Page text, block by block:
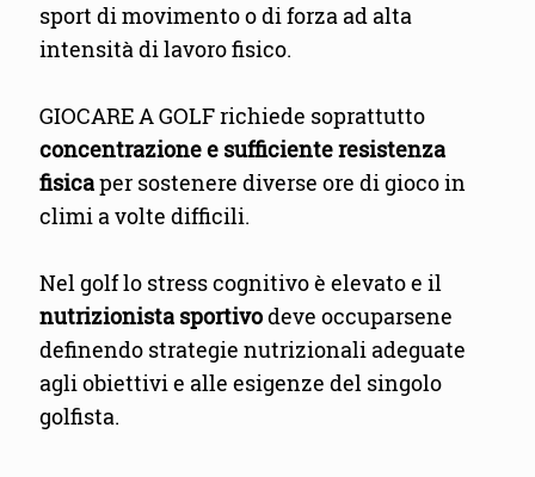
sport di movimento o di forza ad alta
intensità di lavoro fisico.
GIOCARE A GOLF richiede soprattutto
concentrazione e sufficiente resistenza
fisicaper sostenere diverse ore di gioco in
climi a volte difficili.
Nel golf lo stress cognitivo è elevato e il
nutrizionista sportivodeve occuparsene
definendo strategie nutrizionali adeguate
agli obiettivi e alle esigenze del singolo
golfista.